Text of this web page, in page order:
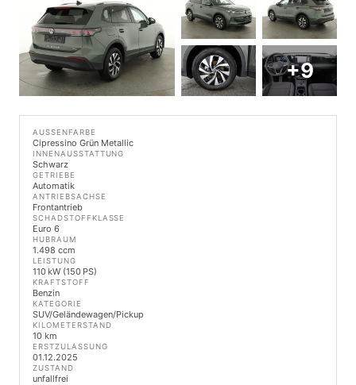
+9
AUSSENFARBE
Cipressino Grün Metallic
INNENAUSSTATTUNG
Schwarz
GETRIEBE
Automatik
ANTRIEBSACHSE
Frontantrieb
SCHADSTOFFKLASSE
Euro 6
HUBRAUM
1.498 ccm
LEISTUNG
110 kW (150 PS)
KRAFTSTOFF
Benzin
KATEGORIE
SUV/Geländewagen/Pickup
KILOMETERSTAND
10 km
ERSTZULASSUNG
01.12.2025
ZUSTAND
unfallfrei